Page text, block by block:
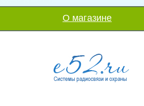
О магазине